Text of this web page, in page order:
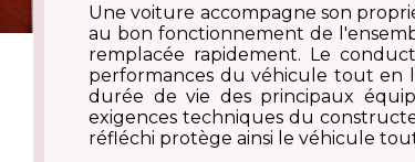
Une voiture accompagne son
au bon fonctionnement de
remplacée rapidement. Le
performances du véhicule tout en
durée de vie des principaux
exigences techniques du
réfléchi protège ainsi le véhicule